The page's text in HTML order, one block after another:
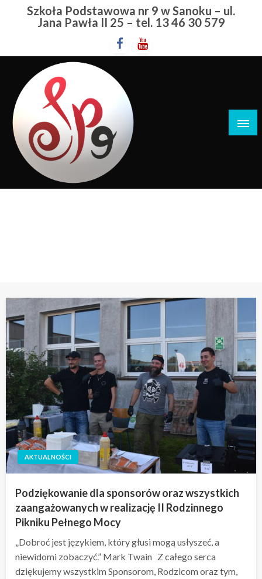
PrzejdźSzkoła Podstawowa nr 9 w Sanoku – ul.
Jana Pawła II 25 – tel. 13 46 30 579
AKTUALNOŚCI
Podziękowanie dla sponsorów oraz wszystkich
zaangażowanych w realizację II Rodzinnego
Pikniku Pełnego Mocy
„Dobroć jest językiem, który głusi mogą usłyszeć, a
niewidomi zobaczyć.” Mark Twain Z całego serca
dziękujemy wszystkim Sponsorom, Rodzicom oraz tym,